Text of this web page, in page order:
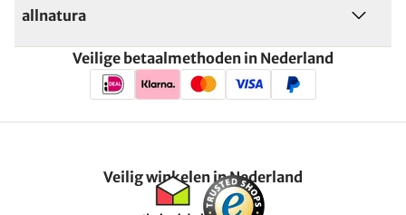
allnatura
Veilige betaalmethoden in Nederland
Veilig winkelen in Nederland